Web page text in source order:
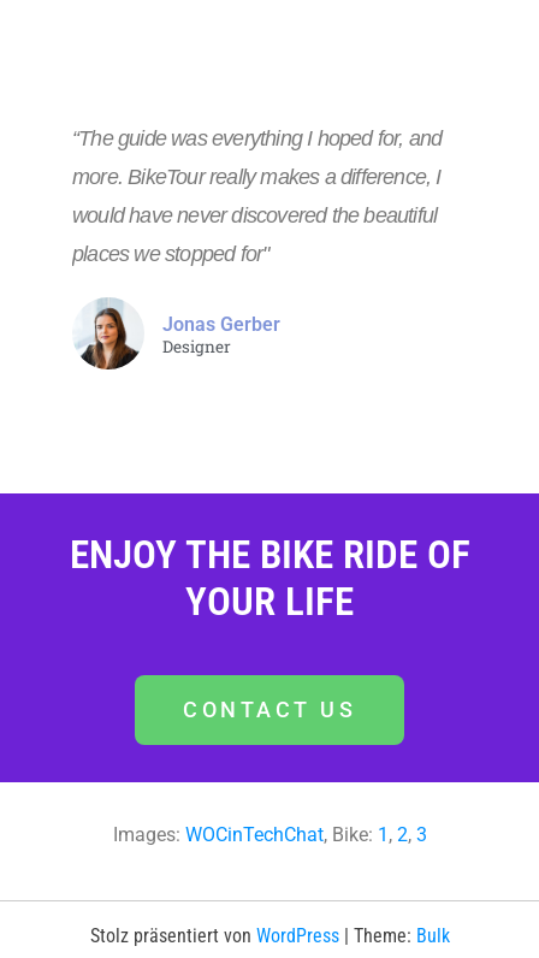
“The guide was everything I hoped for, and
more. BikeTour really makes a difference, I
would have never discovered the beautiful
places we stopped for"
Jonas Gerber
Designer
ENJOY THE BIKE RIDE OF
YOUR LIFE
CONTACT US
Images: WOCinTechChat, Bike: 1 , 2, 3
Stolz präsentiert von WordPress | Theme: Bulk